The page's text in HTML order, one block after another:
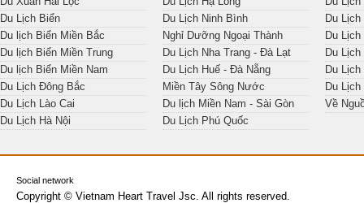
Du Lịch Biển
Du lịch Biển Miền Bắc
Du lịch Biển Miền Trung
Du lịch Biển Miền Nam
Du Lịch Đông Bắc
Du Lịch Lào Cai
Du Lịch Hà Nội
Du Lịch Ninh Bình
Nghỉ Dưỡng Ngoại Thành
Du Lịch Nha Trang - Đà Lạt
Du Lịch Huế - Đà Nẵng
Miền Tây Sông Nước
Du lịch Miền Nam - Sài Gòn
Du Lịch Phú Quốc
Du Lịch
Du
Du
Du
Du
Về
Social network
Copyright © Vietnam Heart Travel Jsc. All rights reserved.